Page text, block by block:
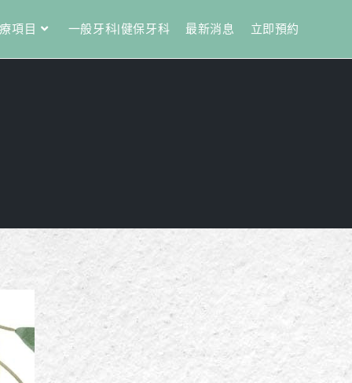
項目 一般牙科|健保牙科 最新消息 立即預約